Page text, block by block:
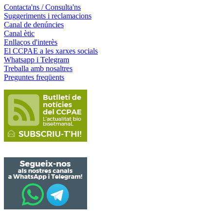
Contacta'ns / Consulta'ns
Suggeriments i reclamacions
Canal de denúncies
Canal ètic
Enllaços d'interès
El CCPAE a les xarxes socials
Whatsapp i Telegram
Treballa amb nosaltres
Preguntes freqüents